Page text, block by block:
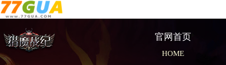
官网首页
HOME